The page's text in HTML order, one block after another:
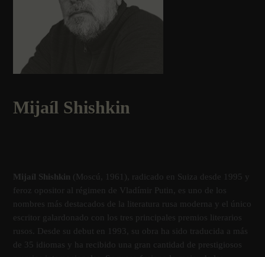
Mijaí­l Shishkin
Mijaí­l Shishkin (Moscú, 1961), radicado en Suiza desde 1995 y
feroz opositor al régimen de Vladí­mir Putin, es uno de los
nombres más destacados de la literatura rusa moderna y el único
escritor galardonado con los tres principales premios literarios
rusos. Desde su debut en 1993, su obra ha sido traducida a más
de 35 idiomas y ha recibido una gran cantidad de prestigiosos